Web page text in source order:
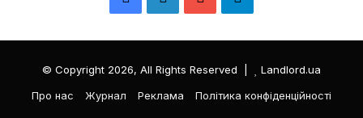
e
k
T
л
е
© Copyright 2026, All Rights Reserved |
Landlord.ua
Про нас
Журнал Реклама
Політика конфіденційності